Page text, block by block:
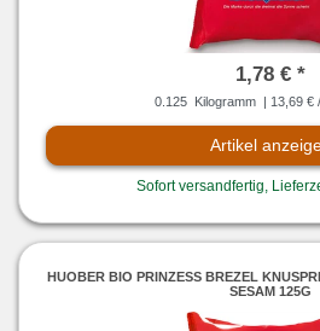
1,78 € *
0.125 Kilogramm | 13,69 €
Artikel
Sofort versandfertig,
HUOBER BIO PRINZESS BREZEL
SESAM 125G